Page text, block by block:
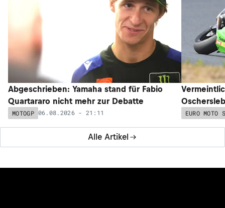
Alle Artikel
Abgeschrieben: Yamaha stand für Fabio
Quartararo nicht mehr zur Debatte
MOTOGP 06.08.2026 - 21:11 EURO MOTO